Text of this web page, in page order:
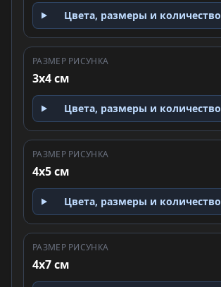
Цвета, размеры и количество
РАЗМЕР РИСУНКА
3x4 см
Цвета, размеры и количество
РАЗМЕР РИСУНКА
4x5 см
Цвета, размеры и количество
РАЗМЕР РИСУНКА
4x7 см